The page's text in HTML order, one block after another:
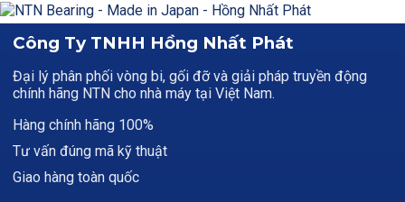
Công Ty TNHH Hồng Nhất Phát
Đại lý phân phối vòng bi, gối đỡ và giải pháp truyền động
chính hãng NTN cho nhà máy tại Việt Nam.
Hàng chính hãng 100%
Tư vấn đúng mã kỹ thuật
Giao hàng toàn quốc